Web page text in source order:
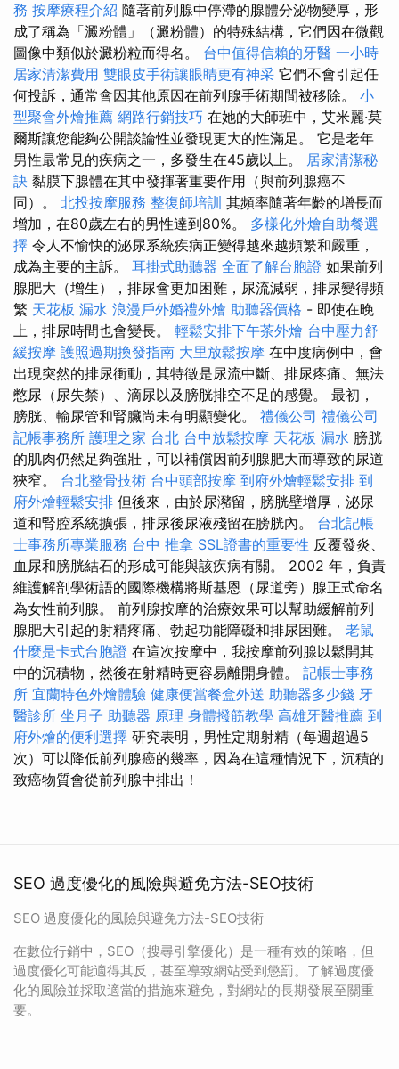
務 按摩療程介紹 隨著前列腺中停滯的腺體分泌物變厚，形
成了稱為「澱粉體」（澱粉體）的特殊結構，它們因在微觀
圖像中類似於澱粉粒而得名。 台中值得信賴的牙醫 一小時
居家清潔費用 雙眼皮手術讓眼睛更有神采 它們不會引起任
何投訴，通常會因其他原因在前列腺手術期間被移除。 小
型聚會外燴推薦 網路行銷技巧 在她的大師班中，艾米麗·莫
爾斯讓您能夠公開談論性並發現更大的性滿足。 它是老年
男性最常見的疾病之一，多發生在45歲以上。 居家清潔秘
訣 黏膜下腺體在其中發揮著重要作用（與前列腺癌不
同）。 北投按摩服務 整復師培訓 其頻率隨著年齡的增長而
增加，在80歲左右的男性達到80%。 多樣化外燴自助餐選
擇 令人不愉快的泌尿系統疾病正變得越來越頻繁和嚴重，
成為主要的主訴。 耳掛式助聽器 全面了解台胞證 如果前列
腺肥大（增生），排尿會更加困難，尿流減弱，排尿變得頻
繁 天花板 漏水 浪漫戶外婚禮外燴 助聽器價格 - 即使在晚
上，排尿時間也會變長。 輕鬆安排下午茶外燴 台中壓力舒
緩按摩 護照過期換發指南 大里放鬆按摩 在中度病例中，會
出現突然的排尿衝動，其特徵是尿流中斷、排尿疼痛、無法
憋尿（尿失禁）、滴尿以及膀胱排空不足的感覺。 最初，
膀胱、輸尿管和腎臟尚未有明顯變化。 禮儀公司 禮儀公司
記帳事務所 護理之家 台北 台中放鬆按摩 天花板 漏水 膀胱
的肌肉仍然足夠強壯，可以補償因前列腺肥大而導致的尿道
狹窄。 台北整骨技術 台中頭部按摩 到府外燴輕鬆安排 到
府外燴輕鬆安排 但後來，由於尿瀦留，膀胱壁增厚，泌尿
道和腎腔系統擴張，排尿後尿液殘留在膀胱內。 台北記帳
士事務所專業服務 台中 推拿 SSL證書的重要性 反覆發炎、
血尿和膀胱結石的形成可能與該疾病有關。 2002 年，負責
維護解剖學術語的國際機構將斯基恩（尿道旁）腺正式命名
為女性前列腺。 前列腺按摩的治療效果可以幫助緩解前列
腺肥大引起的射精疼痛、勃起功能障礙和排尿困難。 老鼠
什麼是卡式台胞證 在這次按摩中，我按摩前列腺以鬆開其
中的沉積物，然後在射精時更容易離開身體。 記帳士事務
所 宜蘭特色外燴體驗 健康便當餐盒外送 助聽器多少錢 牙
醫診所 坐月子 助聽器 原理 身體撥筋教學 高雄牙醫推薦 到
府外燴的便利選擇 研究表明，男性定期射精（每週超過5
次）可以降低前列腺癌的幾率，因為在這種情況下，沉積的
致癌物質會從前列腺中排出！
SEO 過度優化的風險與避免方法-SEO技術
SEO 過度優化的風險與避免方法-SEO技術
在數位行銷中，SEO（搜尋引擎優化）是一種有效的策略，但
過度優化可能適得其反，甚至導致網站受到懲罰。了解過度優
化的風險並採取適當的措施來避免，對網站的長期發展至關重
要。